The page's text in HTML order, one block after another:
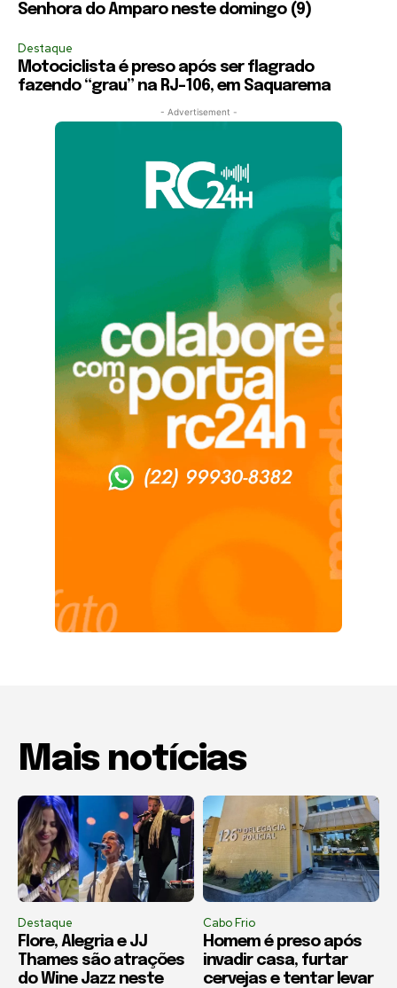
Senhora do Amparo neste domingo (9)
Destaque
Motociclista é preso após ser flagrado
fazendo “grau” na RJ-106, em Saquarema
- Advertisement -
Mais notícias
Destaque
Flore, Alegria e JJ
Thames são atrações
do Wine Jazz neste
Cabo Frio
Homem é preso após
invadir casa, furtar
cervejas e tentar levar